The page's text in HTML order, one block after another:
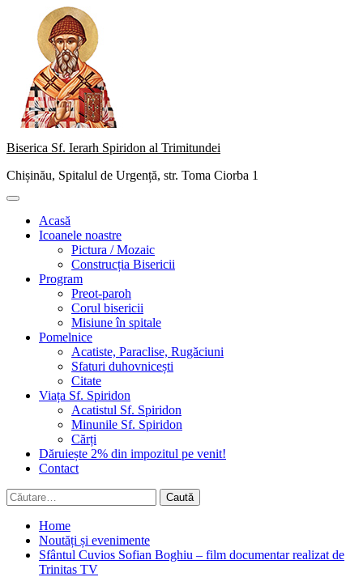
content
Biserica Sf. Ierarh Spiridon al Trimitundei
Chișinău, Spitalul de Urgență, str. Toma Ciorba 1
Primary
Acasă
Icoanele noastre
Pictura / Mozaic
Construcția Bisericii
Program
Preot-paroh
Corul bisericii
Misiune în spitale
Pomelnice
Acatiste, Paraclise, Rugăciuni
Sfaturi duhovnicești
Citate
Viața Sf. Spiridon
Acatistul Sf. Spiridon
Minunile Sf. Spiridon
Cărți
Dăruiește 2% din impozitul pe venit!
Contact
Caută
după:
Home
Noutăți și evenimente
Sfântul Cuvios Sofian Boghiu – film documentar realizat de
Trinitas TV